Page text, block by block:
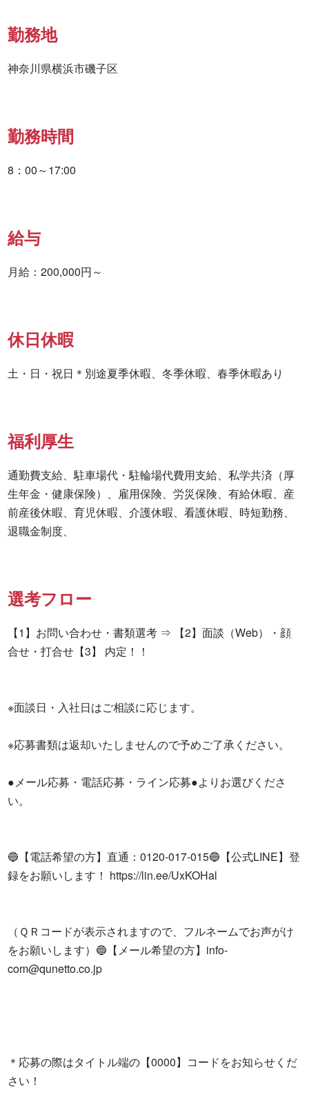
勤務地
神奈川県横浜市磯子区
勤務時間
8：00～17:00
給与
月給：200,000円～
休日休暇
土・日・祝日＊別途夏季休暇、冬季休暇、春季休暇あり
福利厚生
通勤費支給、駐車場代・駐輪場代費用支給、私学共済（厚
生年金・健康保険）、雇用保険、労災保険、有給休暇、産
前産後休暇、育児休暇、介護休暇、看護休暇、時短勤務、
退職金制度、
選考フロー
【1】お問い合わせ・書類選考 ⇒ 【2】面談（Web）・顔
合せ・打合せ【3】 内定！！
※面談日・入社日はご相談に応じます。
※応募書類は返却いたしませんので予めご了承ください。
●メール応募・電話応募・ライン応募●よりお選びくださ
い。
🔵【電話希望の方】直通：0120-017-015🔵【公式LINE】登
録をお願いします！ https://lin.ee/UxKOHal
（ＱＲコードが表示されますので、フルネームでお声がけ
をお願いします）🔵【メール希望の方】 info-
com@qunetto.co.jp
＊応募の際はタイトル端の【0000】コードをお知らせくだ
さい！